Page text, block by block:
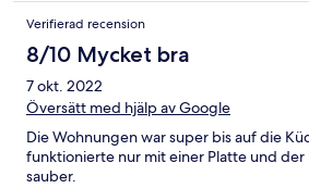
Verifierad recension
8/10 Mycket bra
7 okt. 2022
Översätt med hjälp av Google
Die Wohnungen war super bis auf die
funktionierte nur mit einer Platte und der
sauber.